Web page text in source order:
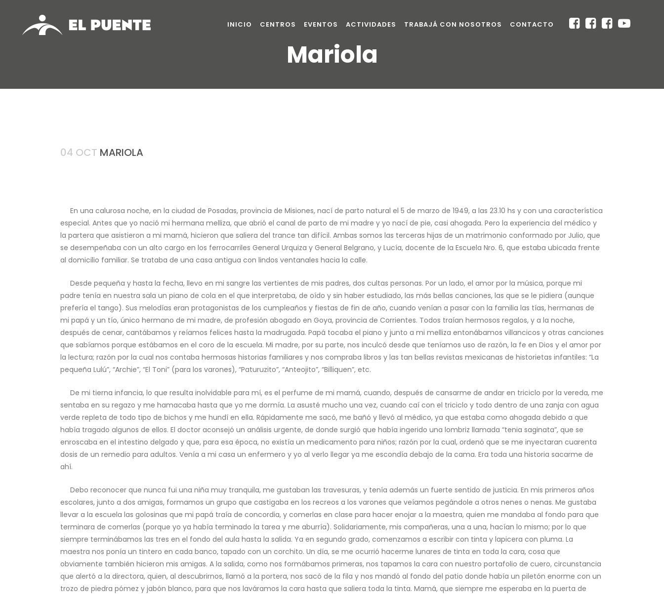
INICIO CENTROS EVENTOS ACTIVIDADES TRABAJÁ CON NOSOTROS CONTACTO
Mariola
04 OCT MARIOLA
En una calurosa noche, en la ciudad de Posadas, provincia de Misiones, nací de parto natural el 5 de marzo de 1949, a las 23.10 hs y con una característica
especial. Antes que yo nació mi hermana melliza, que abrió el canal de parto de mi madre y yo nací de pie, casi ahogada. Pero la experiencia del médico y
la partera que asistieron a mi mamá, hicieron que saliera del trance tan difícil. Ambas somos las terceras hijas de un matrimonio conformado por Julio, que
se desempeñaba con un alto cargo en los ferrocarriles General Urquiza y General Belgrano, y Lucía, docente de la Escuela Nro. 6, que estaba ubicada frente
al domicilio familiar. Se trataba de una casa antigua con lindos ventanales hacia la calle.
Desde pequeña y hasta la fecha, llevo en mi sangre las vertientes de mis padres, dos cultas personas. Por un lado, el amor por la música, porque mi
padre tenía en nuestra sala un piano de cola en el que interpretaba, de oído y sin haber estudiado, las más bellas canciones, las que se le pidiera (aunque
prefería el tango). Sus melodías eran protagonistas de los cumpleaños y fiestas de fin de año, cuando venían a pasar con la familia las tías, hermanas de
mi papá y un tío, único hermano de mi madre, de profesión abogado en Goya, provincia de Corrientes. Todos traían hermosos regalos, y a la noche,
después de cenar, cantábamos y reíamos felices hasta la madrugada. Papá tocaba el piano y junto a mi melliza entonábamos villancicos y otras canciones
que sabíamos porque estábamos en el coro de la escuela. Mi madre, por su parte, nos inculcó desde que teníamos uso de razón, la fe en Dios y el amor por
la lectura; razón por la cual nos contaba hermosas historias familiares y nos compraba libros y las tan bellas revistas mexicanas de historietas infantiles: “La
pequeña Lulú”, “Archie”, “El Toni” (para los varones), “Paturuzito”, “Anteojito”, “Billiquen”, etc.
De mi tierna infancia, lo que resulta inolvidable para mí, es el perfume de mi mamá, cuando, después de cansarme de andar en triciclo por la vereda, me
sentaba en su regazo y me hamacaba hasta que yo me dormía. La asusté mucho una vez, cuando caí con el triciclo y todo dentro de una zanja con agua
verde repleta de todo tipo de bichos y me hundí en ella. Rápidamente me sacó, me bañó y llevó al médico, ya que estaba como ahogada debido a que
había tragado algunos de ellos. El doctor aconsejó un análisis urgente, de donde surgió que había ingerido una lombriz llamada “tenia saginata”, que se
enroscaba en el intestino delgado y que, para esa época, no existía un medicamento para niños; razón por la cual, ordenó que se me inyectaran cuarenta
dosis de un remedio para adultos. Venía a mi casa un enfermero y yo al verlo llegar ya me escondía debajo de la cama. Era toda una historia sacarme de
ahí.
Debo reconocer que nunca fui una niña muy tranquila, me gustaban las travesuras, y tenía además un fuerte sentido de justicia. En mis primeros años
escolares, junto a dos amigas, formamos un grupo que castigaba en los recreos a los varones que veíamos pegándole a otros nenes o nenas. Me gustaba
llevar a la escuela las golosinas que mi papá traía de concordia, y comerlas en clase para hacer enojar a la maestra, quien me mandaba al fondo para que
terminara de comerlas (porque yo ya había terminado la tarea y me aburría). Solidariamente, mis compañeras, una a una, hacían lo mismo; por lo que
siempre terminábamos las tres en el fondo del aula hasta la salida. Ya en segundo grado, comenzamos a escribir con tinta y lapicera con pluma. La
maestra nos ponía un tintero en cada banco, tapado con un corchito. Un día, se me ocurrió hacerme lunares de tinta en toda la cara, cosa que
obviamente también hicieron mis amigas. A la salida, como nos formábamos primeras, nos tapamos la cara con nuestro portafolio de cuero, circunstancia
que alertó a la directora, quien, al descubrirnos, llamó a la portera, nos sacó de la fila y nos mandó al fondo del patio donde había un piletón enorme con un
trozo de piedra pómez y jabón blanco, para que nos laváramos la cara hasta que saliera toda la tinta. Mamá, que siempre me esperaba en la puerta de